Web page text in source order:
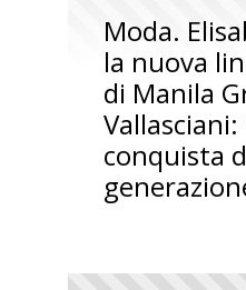
Moda.
la nuova
di Manila
Vallasciani:
conquista